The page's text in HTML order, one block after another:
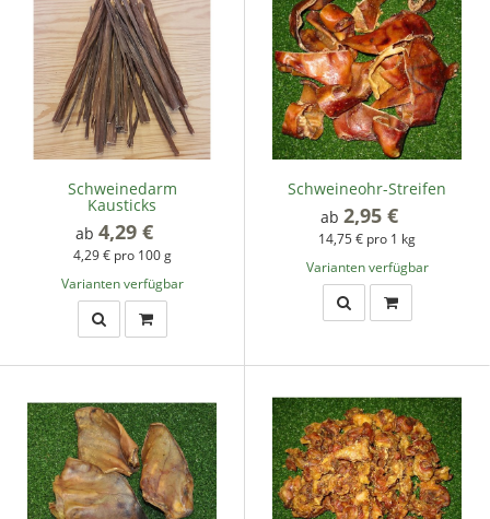
Schweinedarm
Kausticks
ab 4,29 €
4,29 € pro 100 g
Varianten verfügbar
Schweineohr-Streifen
ab 2,95 €
14,75 € pro 1 kg
Varianten verfügbar